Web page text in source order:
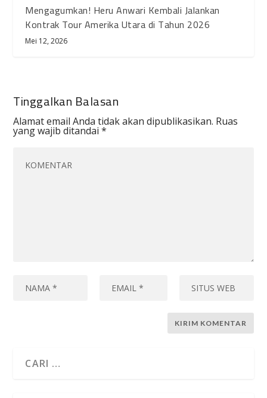
Mengagumkan! Heru Anwari Kembali Jalankan
Kontrak Tour Amerika Utara di Tahun 2026
Mei 12, 2026
Tinggalkan Balasan
Alamat email Anda tidak akan dipublikasikan. Ruas
yang wajib ditandai*